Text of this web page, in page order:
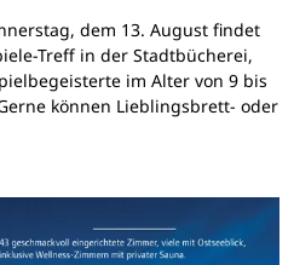
dem 13. August findet
Treff in der Stadtbücherei,
im Alter von 9 bis
können Lieblingsbrett- oder